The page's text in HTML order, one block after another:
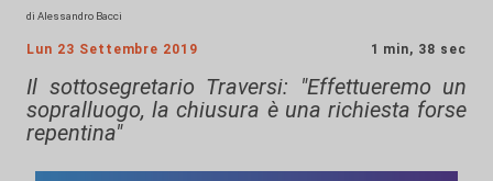
di Alessandro Bacci
Lun 23 Settembre 2019 1 min, 38 sec
Il sottosegretario Traversi: "Effettueremo un
sopralluogo, la chiusura è una richiesta forse
repentina"